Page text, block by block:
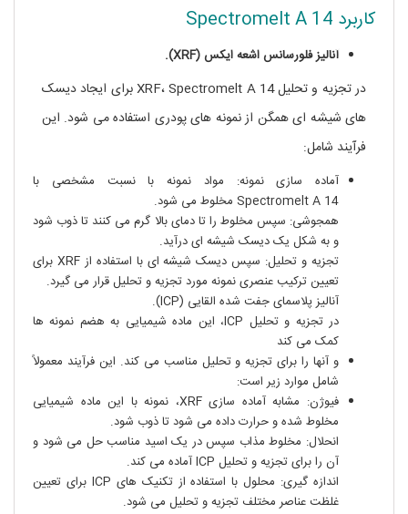
کاربرد Spectromelt A 14
آنالیز فلورسانس اشعه ایکس (XRF).
در تجزیه و تحلیل XRF، Spectromelt A 14 برای ایجاد دیسک
های شیشه ای همگن از نمونه های پودری استفاده می شود. این
فرآیند شامل:
آماده سازی نمونه: مواد نمونه با نسبت مشخصی با
Spectromelt A 14 مخلوط می شود.
همجوشی: سپس مخلوط را تا دمای بالا گرم می کنند تا ذوب شود
و به شکل یک دیسک شیشه ای درآید.
تجزیه و تحلیل: سپس دیسک شیشه ای با استفاده از XRF برای
تعیین ترکیب عنصری نمونه مورد تجزیه و تحلیل قرار می گیرد.
آنالیز پلاسمای جفت شده القایی (ICP).
در تجزیه و تحلیل ICP، این ماده شیمیایی به هضم نمونه ها
کمک می کند
و آنها را برای تجزیه و تحلیل مناسب می کند. این فرآیند معمولاً
شامل موارد زیر است:
فیوژن: مشابه آماده سازی XRF، نمونه با این ماده شیمیایی
مخلوط شده و حرارت داده می شود تا ذوب شود.
انحلال: مخلوط مذاب سپس در یک اسید مناسب حل می شود و
آن را برای تجزیه و تحلیل ICP آماده می کند.
اندازه گیری: محلول با استفاده از تکنیک های ICP برای تعیین
غلظت عناصر مختلف تجزیه و تحلیل می شود.